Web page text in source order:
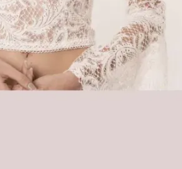
aus Adora-Vintage-
Spitze
Herzausschnitt
für einen Boho-
Look
Rückenausschnitt mit